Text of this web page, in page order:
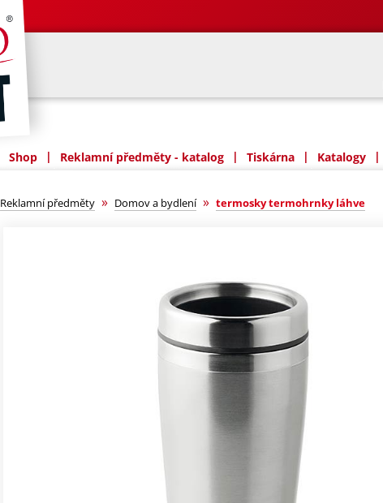
Shop | Reklamní předměty - katalog | Tiskárna | Katalogy |
Reklamní předměty » Domov a bydlení» termosky termohrnky láhve